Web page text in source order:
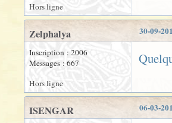
Hors ligne
30-09-
Zelphalya
Inscription : 2006
Messages : 667
Hors ligne
06-03-
ISENGAR